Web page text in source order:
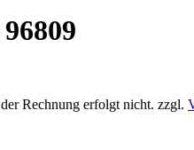
Rechnung erfolgt nicht. zzgl.